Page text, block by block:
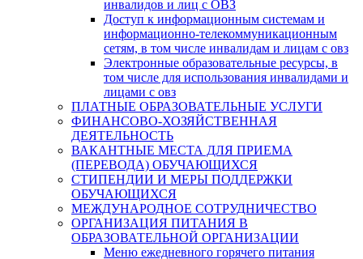
инвалидов и лиц с ОВЗ
Доступ к информационным системам и
информационно-телекоммуникационным
сетям, в том числе инвалидам и лицам с овз
Электронные образовательные ресурсы, в
том числе для использования инвалидами и
лицами с овз
ПЛАТНЫЕ ОБРАЗОВАТЕЛЬНЫЕ УСЛУГИ
ФИНАНСОВО-ХОЗЯЙСТВЕННАЯ
ДЕЯТЕЛЬНОСТЬ
ВАКАНТНЫЕ МЕСТА ДЛЯ ПРИЕМА
(ПЕРЕВОДА) ОБУЧАЮЩИХСЯ
СТИПЕНДИИ И МЕРЫ ПОДДЕРЖКИ
ОБУЧАЮЩИХСЯ
МЕЖДУНАРОДНОЕ СОТРУДНИЧЕСТВО
ОРГАНИЗАЦИЯ ПИТАНИЯ В
ОБРАЗОВАТЕЛЬНОЙ ОРГАНИЗАЦИИ
Меню ежедневного горячего питания